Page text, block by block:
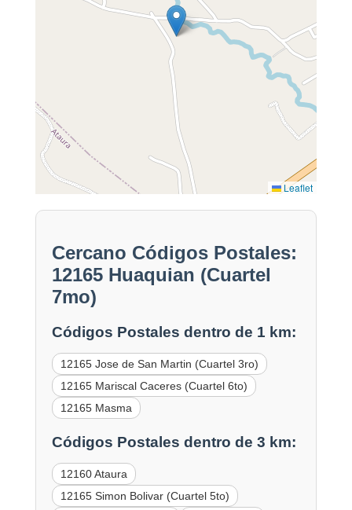
Leaflet
Cercano Códigos Postales:
12165 Huaquian (Cuartel
7mo)
Códigos Postales dentro de 1 km:
12165 Jose de San Martin (Cuartel 3ro)
12165 Mariscal Caceres (Cuartel 6to)
12165 Masma
Códigos Postales dentro de 3 km:
12160 Ataura
12165 Simon Bolivar (Cuartel 5to)